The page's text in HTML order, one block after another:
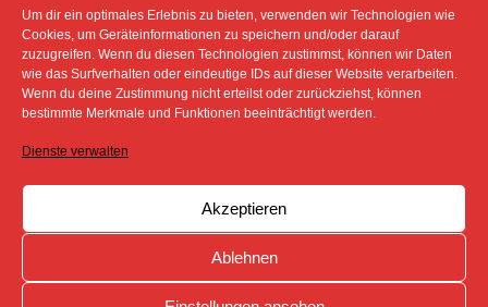
Um dir ein optimales Erlebnis zu bieten, verwenden wir Technologien wie
Cookies, um Geräteinformationen zu speichern und/oder darauf
zuzugreifen. Wenn du diesen Technologien zustimmst, können wir Daten
wie das Surfverhalten oder eindeutige IDs auf dieser Website verarbeiten.
Wenn du deine Zustimmung nicht erteilst oder zurückziehst, können
bestimmte Merkmale und Funktionen beeinträchtigt werden.
Dienste verwalten
Akzeptieren
Ablehnen
IMPRESSUM
COOKIE-RICHTLINIE (EU)
SÄMTLICHE TEXTE, BILDER UND ANDERE
SOFERN NICHT ANDERS GEKENNZEICHNET- DEM
COPYRIGHT DES SPREEBOTE ONLINE ODER WERDEN